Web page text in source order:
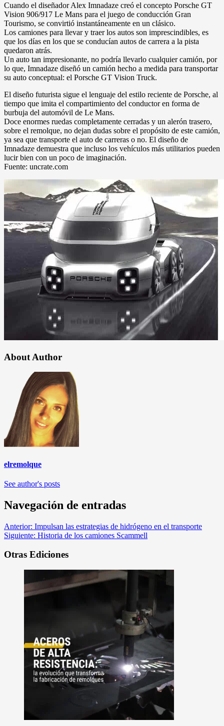
Cuando el diseñador Alex Imnadaze creó el concepto Porsche GT
Vision 906/917 Le Mans para el juego de conducción Gran
Tourismo, se convirtió instantáneamente en un clásico.
Los camiones para llevar y traer los autos son imprescindibles, es
que los días en los que se conducían autos de carrera a la pista
quedaron atrás.
Un auto tan impresionante, no podría llevarlo cualquier camión, por
lo que, Imnadaze diseñó un camión hecho a medida para transportar
su auto conceptual: el Porsche GT Vision Truck.
El diseño futurista sigue el lenguaje del estilo reciente de Porsche, al
tiempo que imita el compartimiento del conductor en forma de
burbuja del automóvil de Le Mans.
Doce enormes ruedas completamente cerradas y un alerón trasero,
sobre el remolque, no dejan dudas sobre el propósito de este camión,
ya sea que transporte el auto de carreras o no. El diseño de
Imnadaze demuestra que incluso los vehículos más utilitarios pueden
lucir bien con un poco de imaginación.
Fuente: uncrate.com
About Author
elremolque
See author's posts
Navegación de entradas
Anterior: Impulsan las estrategias de hidrógeno en el transporte
Siguiente: Historia de los camiones Scammell
Otras Ediciones